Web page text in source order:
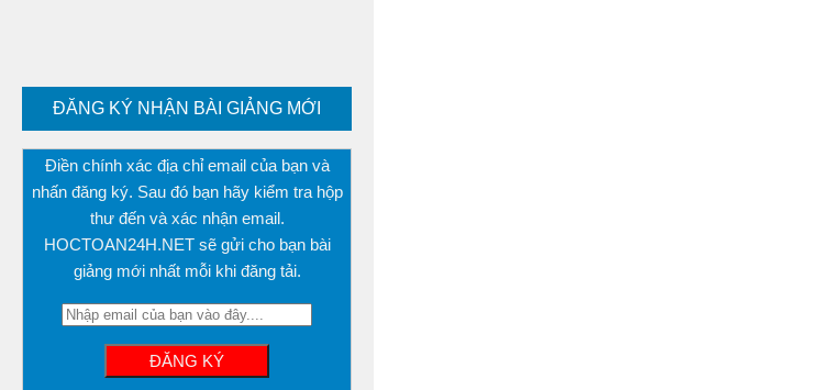
ĐĂNG KÝ NHẬN BÀI GIẢNG MỚI
Điền chính xác địa chỉ email của bạn và
nhấn đăng ký. Sau đó bạn hãy kiểm tra hộp
thư đến và xác nhận email.
HOCTOAN24H.NET sẽ gửi cho bạn bài
giảng mới nhất mỗi khi đăng tải.